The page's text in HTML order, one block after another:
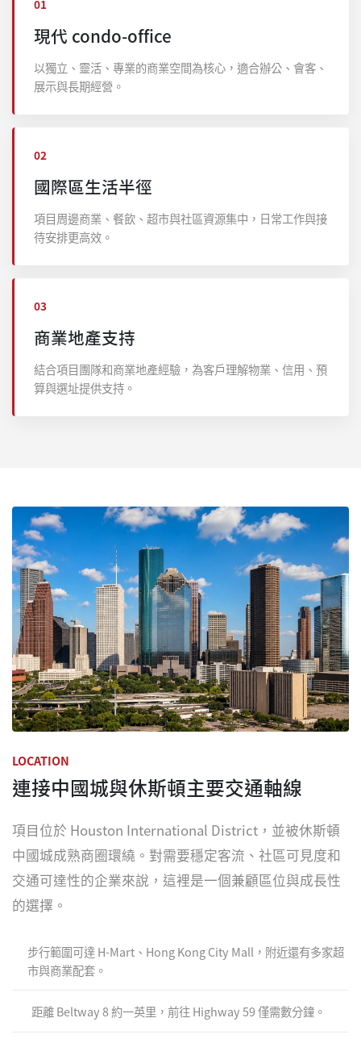
01
現代 condo-office
以獨立、靈活、專業的商業空間為核心，適合辦公、會客、
展示與長期經營。
02
國際區生活半徑
項目周邊商業、餐飲、超市與社區資源集中，日常工作與接
待安排更高效。
03
商業地產支持
結合項目團隊和商業地產經驗，為客戶理解物業、信用、預
算與選址提供支持。
LOCATION
連接中國城與休斯頓主要交通軸線
項目位於 Houston International District，並被休斯頓
中國城成熟商圈環繞。對需要穩定客流、社區可見度和
交通可達性的企業來說，這裡是一個兼顧區位與成長性
的選擇。
步行範圍可達 H-Mart、Hong Kong City Mall，附近還有多家超
市與商業配套。
距離 Beltway 8 約一英里，前往 Highway 59 僅需數分鐘。